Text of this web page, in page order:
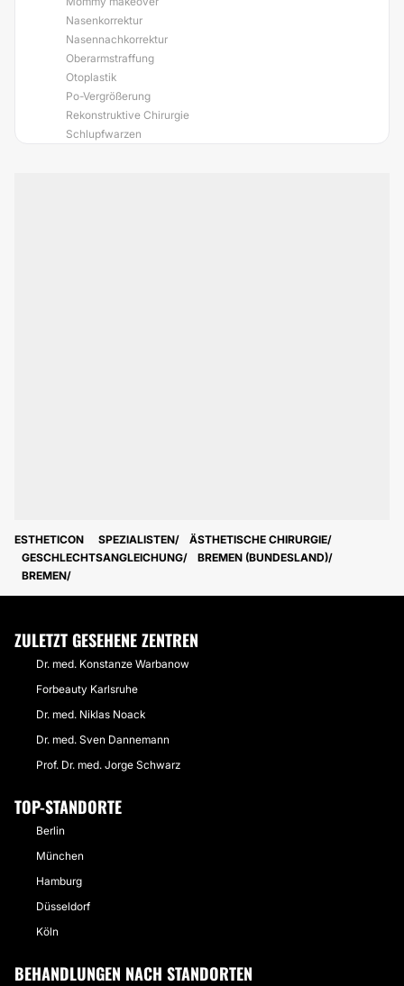
Nasenkorrektur
Nasennachkorrektur
Oberarmstraffung
Otoplastik
Po-Vergrößerung
Rekonstruktive Chirurgie
Schlupfwarzen
ESTHETICON SPEZIALISTEN
ÄSTHETISCHE CHIRURGIE
GESCHLECHTSANGLEICHUNG
BREMEN (BUNDESLAND)
BREMEN
ZULETZT GESEHENE ZENTREN
Dr. med. Konstanze Warbanow
Forbeauty Karlsruhe
Dr. med. Niklas Noack
Dr. med. Sven Dannemann
Prof. Dr. med. Jorge Schwarz
TOP-STANDORTE
Berlin
München
Hamburg
Düsseldorf
Köln
BEHANDLUNGEN NACH STANDORTEN